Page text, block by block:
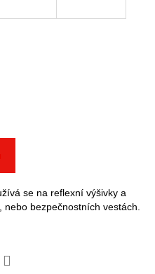
se na reflexní výšivky a
bezpečnostních vestách.